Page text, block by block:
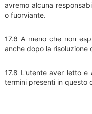
avremo alcuna
o fuorviante.
17.6 A meno che non
anche dopo la risoluzione
17.8 L'utente aver letto
termini presenti in questo